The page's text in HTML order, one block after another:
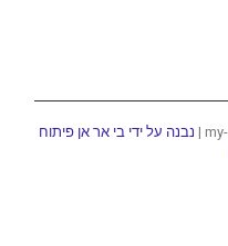
נבנה על ידי בי אר אן פיתוח